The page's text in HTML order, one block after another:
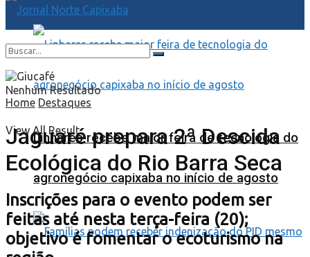
Linhares recebe maior feira de tecnologia do
agronegócio capixaba no início de agosto
Nenhum Resultado
View All Result
Home Destaques
Jaguaré prepara 2ª Descida
Ecológica do Rio Barra Seca
Inscrições para o evento podem ser
feitas até nesta terça-feira (20);
objetivo é fomentar o ecoturismo na